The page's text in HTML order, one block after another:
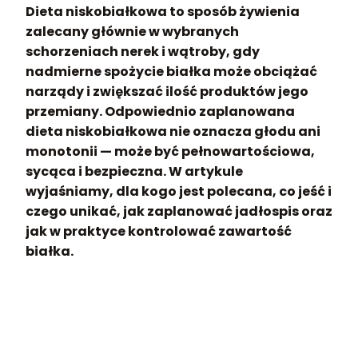
Dieta niskobiałkowa to sposób żywienia
zalecany głównie w wybranych
schorzeniach nerek i wątroby, gdy
nadmierne spożycie białka może obciążać
narządy i zwiększać ilość produktów jego
przemiany. Odpowiednio zaplanowana
dieta niskobiałkowa nie oznacza głodu ani
monotonii — może być pełnowartościowa,
sycąca i bezpieczna. W artykule
wyjaśniamy, dla kogo jest polecana, co jeść i
czego unikać, jak zaplanować jadłospis oraz
jak w praktyce kontrolować zawartość
białka.